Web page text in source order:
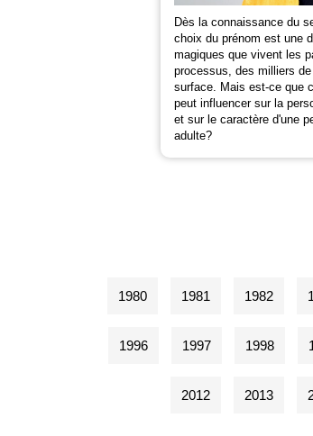
Dès la connaissance du
choix du prénom est une
magiques que vivent les
processus, des milliers
surface. Mais est-ce que
peut influencer sur la
et sur le caractère d'une
adulte?
1980 1981 1982
1996 1997 1998
2012 2013